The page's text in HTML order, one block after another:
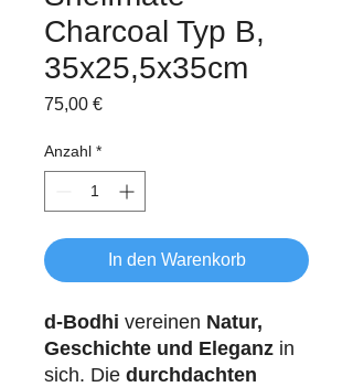
Charcoal Typ B,
35x25,5x35cm
75,00 €Preis
Anzahl *
In den Warenkorb
d-Bodhi vereinen Natur,
Geschichte und Eleganz in
sich. Die durchdachten